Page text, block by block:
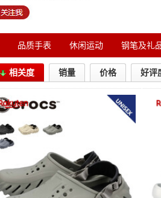
品质手表 休闲运动 钢笔及礼
相关度 销量 价格 好评